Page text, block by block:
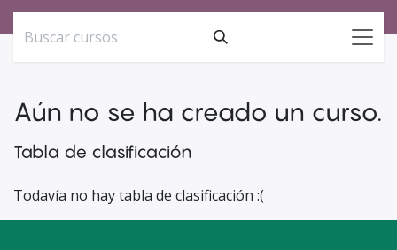
Tabla de clasificación
Todavía no hay tabla de clasificación :(
Aún no se ha creado un curso.